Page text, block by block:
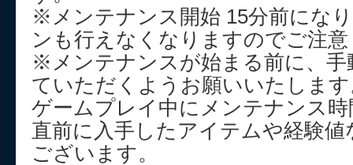
※メンテナンス開始 15分前にな
ンも行えなくなりますのでご注
※メンテナンスが始まる前に、手
ていただくようお願いいたしま
ゲームプレイ中にメンテナンス
直前に入手したアイテムや経験
ございます。